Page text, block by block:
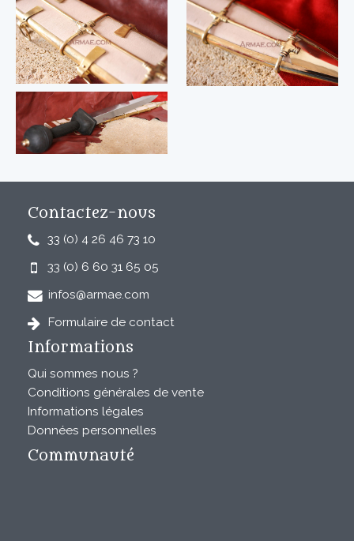
Contactez-nous
33 (0) 4 26 46 73 10
33 (0) 6 60 31 65 05
infos@armae.com
Formulaire de contact
Informations
Qui sommes nous ?
Conditions générales de vente
Informations légales
Données personnelles
Communauté